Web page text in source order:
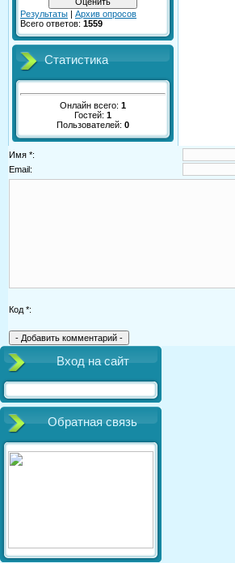
Результаты | Архив опросов
Всего ответов: 1559
Статистика
Онлайн всего: 1
Гостей: 1
Пользователей: 0
Имя *:
Email:
Код *:
Вход на сайт
Обратная связь